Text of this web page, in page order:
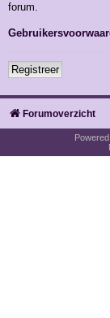
forum.
Registreer
Forumoverzicht